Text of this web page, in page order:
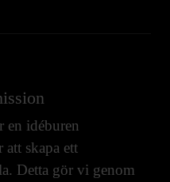
en idéburen
att skapa ett
Detta gör vi genom